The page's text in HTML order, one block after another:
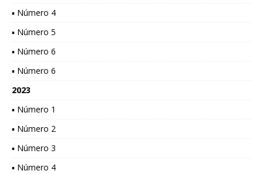
▪ Número 4
▪ Número 5
▪ Número 6
▪ Número 6
2023
▪ Número 1
▪ Número 2
▪ Número 3
▪ Número 4